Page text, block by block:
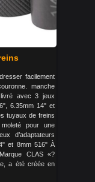
facilement
manche
avec 3 jeux
6.35mm 14" et
tuyaux de freins
pour une
d’adaptateurs
et 8mm 516" À
CLAS «?
a été créée en